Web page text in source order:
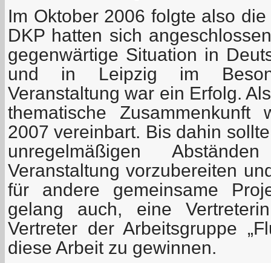
Im Oktober 2006 folgte also
DKP hatten sich
gegenwärtige Situation in
und in Leipzig im
Veranstaltung war ein Erfolg.
thematische
2007 vereinbart. Bis dahin
unregelmäßigen
Veranstaltung vorzubereiten
für andere gemeinsame
gelang auch, eine
Vertreter der Arbeitsgruppe
diese Arbeit zu gewinnen.